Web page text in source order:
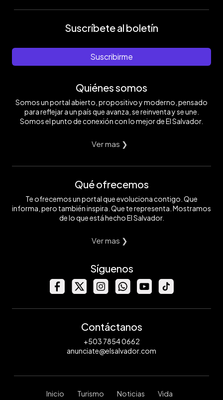
Suscríbete al boletín
Suscribirme
Quiénes somos
Somos un portal abierto, propositivo y moderno, pensado
para reflejar a un país que avanza, se reinventa y se une.
Somos el punto de conexión con lo mejor de El Salvador.
Ver mas ❯
Qué ofrecemos
Te ofrecemos un portal que evoluciona contigo. Que
informa, pero también inspira. Que te representa. Mostramos
de lo que está hecho El Salvador.
Ver mas ❯
Síguenos
Contáctanos
+503 7854 0662
anunciate@elsalvador.com
Inicio Turismo Noticias Vida